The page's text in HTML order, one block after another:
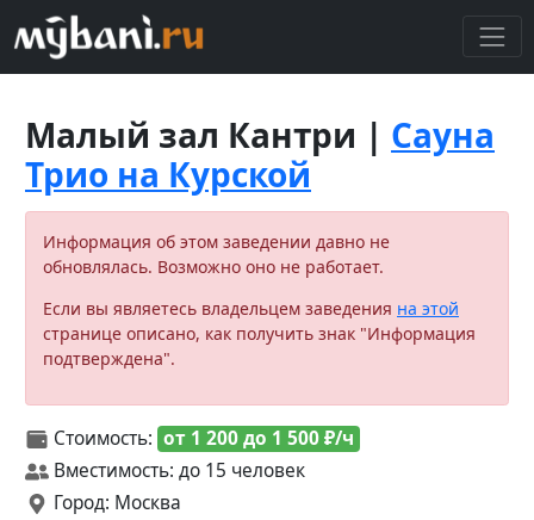
Малый зал Кантри | Сауна
Трио на Курской
Информация об этом заведении давно не
обновлялась. Возможно оно не работает.
Если вы являетесь владельцем заведения на этой
странице описано, как получить знак "Информация
подтверждена".
Стоимость: от 1 200 до 1 500 ₽/ч
Вместимость: до 15 человек
Город: Москва